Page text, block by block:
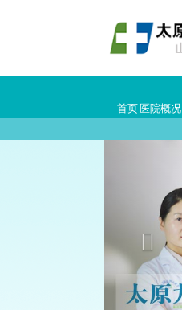
首页 医院概况